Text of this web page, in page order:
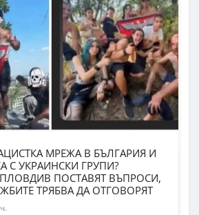
МРЕЖА В БЪЛГАРИЯ И
С УКРАИНСКИ ГРУПИ?
ПОСТАВЯТ ВЪПРОСИ,
ТРЯБВА ДА ОТГОВОРЯТ